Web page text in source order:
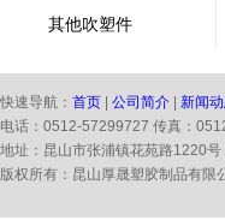
其他吹塑件
快速导航： 首页 公司简介 新闻
电话：0512-57299727 传真：
地址：昆山市张浦镇花苑路1220
版权所有：昆山厚晟塑胶制品有限